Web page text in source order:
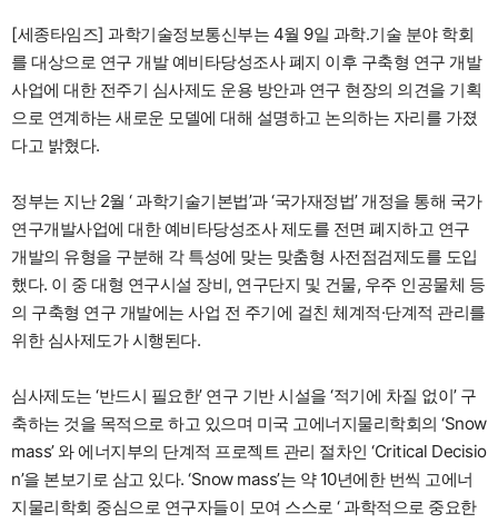
[세종타임즈] 과학기술정보통신부는 4월 9일 과학․기술 분야 학회
를 대상으로 연구 개발 예비타당성조사 폐지 이후 구축형 연구 개발
사업에 대한 전주기 심사제도 운용 방안과 연구 현장의 의견을 기획
으로 연계하는 새로운 모델에 대해 설명하고 논의하는 자리를 가졌
다고 밝혔다.
정부는 지난 2월 ‘ 과학기술기본법’과 ‘국가재정법’ 개정을 통해 국가
연구개발사업에 대한 예비타당성조사 제도를 전면 폐지하고 연구
개발의 유형을 구분해 각 특성에 맞는 맞춤형 사전점검제도를 도입
했다. 이 중 대형 연구시설 장비, 연구단지 및 건물, 우주 인공물체 등
의 구축형 연구 개발에는 사업 전 주기에 걸친 체계적·단계적 관리를
위한 심사제도가 시행된다.
심사제도는 ‘반드시 필요한’ 연구 기반 시설을 ‘적기에 차질 없이’ 구
축하는 것을 목적으로 하고 있으며 미국 고에너지물리학회의 ‘Snow
mass’ 와 에너지부의 단계적 프로젝트 관리 절차인 ‘Critical Decisio
n’을 본보기로 삼고 있다. ‘Snow mass’는 약 10년에한 번씩 고에너
지물리학회 중심으로 연구자들이 모여 스스로 ‘ 과학적으로 중요한